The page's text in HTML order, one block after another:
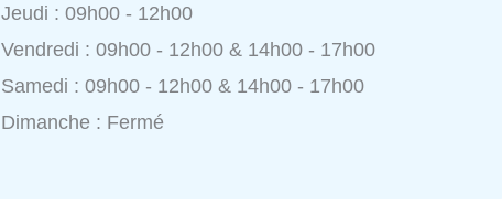
Jeudi : 09h00 - 12h00
Vendredi : 09h00 - 12h00 & 14h00 - 17h00
Samedi : 09h00 - 12h00 & 14h00 - 17h00
Dimanche : Fermé